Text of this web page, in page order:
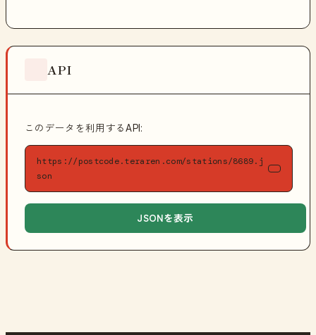
API
このデータを利用するAPI:
https://postcode.teraren.com/stations/8689.j
son
JSONを表示